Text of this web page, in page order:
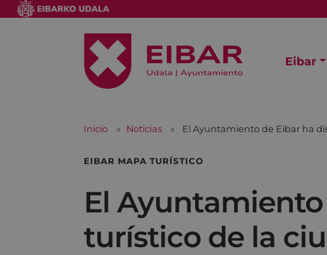
Eibar
Inicio Noticias El Ayuntamiento de Eibar ha
EIBAR MAPA TURÍSTICO
El
turístico de la